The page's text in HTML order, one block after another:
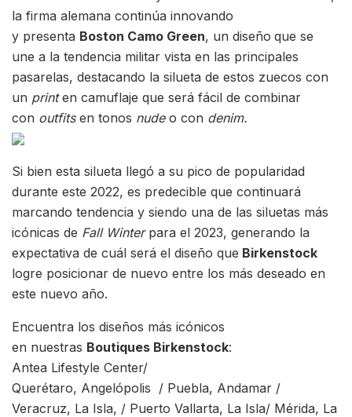
la firma alemana continúa innovando
y presenta Boston Camo Green, un diseño que se
une a la tendencia militar vista en las principales
pasarelas, destacando la silueta de estos zuecos con
un printen camuflaje que será fácil de combinar
con outfits en tonos nudeo con denim.
Si bien esta silueta llegó a su pico de popularidad
durante este 2022, es predecible que continuará
marcando tendencia y siendo una de las siluetas más
icónicas de Fall Winter para el 2023, generando la
expectativa de cuál será el diseño que Birkenstock
logre posicionar de nuevo entre los más deseado en
este nuevo año.
Encuentra los diseños más icónicos
en nuestras Boutiques Birkenstock:
Antea Lifestyle Center/
Querétaro, Angelópolis / Puebla, Andamar /
Veracruz, La Isla, / Puerto Vallarta, La Isla/ Mérida, La